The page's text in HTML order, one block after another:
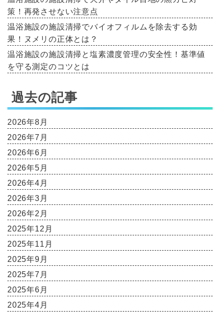
策！再発させない注意点
温浴施設の施設清掃でバイオフィルムを除去する効
果！ヌメリの正体とは？
温浴施設の施設清掃と塩素濃度管理の安全性！基準値
を守る測定のコツとは
過去の記事
2026年8月
2026年7月
2026年6月
2026年5月
2026年4月
2026年3月
2026年2月
2025年12月
2025年11月
2025年9月
2025年7月
2025年6月
2025年4月